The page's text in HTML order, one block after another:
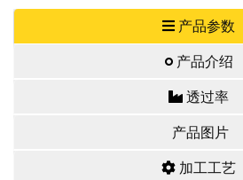
产品参数
产品介绍
透过率
产品图片
加工工艺